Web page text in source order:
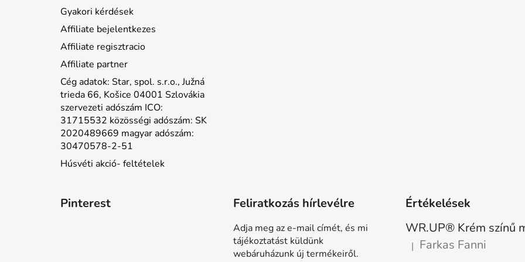
Gyakori kérdések
Affiliate bejelentkezes
Affiliate regisztracio
Affiliate partner
Cég adatok: Star, spol. s.r.o., Južná
trieda 66, Košice 04001 Szlovákia
szervezeti adószám ICO:
31715532 közösségi adószám: SK
2020489669 magyar adószám:
30470578-2-51
Húsvéti akció- feltételek
Pinterest Feliratkozás hírlevélre
Adja meg az e-mail címét, és mi
tájékoztatást küldünk
webáruházunk új termékeiről.
Értékelések
A termék értékelése 5-ből
| Farkas Fanni